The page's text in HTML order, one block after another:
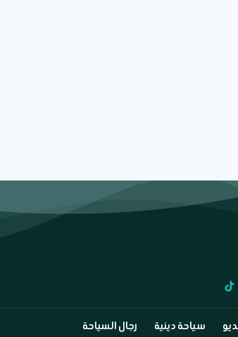
tiktok
سياحة دينية رجال السياحة